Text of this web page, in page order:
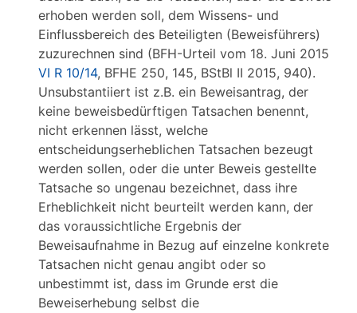
erhoben werden soll, dem Wissens- und
Einflussbereich des Beteiligten (Beweisführers)
zuzurechnen sind (BFH-Urteil vom 18. Juni 2015
VI R 10/14, BFHE 250, 145, BStBl II 2015, 940).
Unsubstantiiert ist z.B. ein Beweisantrag, der
keine beweisbedürftigen Tatsachen benennt,
nicht erkennen lässt, welche
entscheidungserheblichen Tatsachen bezeugt
werden sollen, oder die unter Beweis gestellte
Tatsache so ungenau bezeichnet, dass ihre
Erheblichkeit nicht beurteilt werden kann, der
das voraussichtliche Ergebnis der
Beweisaufnahme in Bezug auf einzelne konkrete
Tatsachen nicht genau angibt oder so
unbestimmt ist, dass im Grunde erst die
Beweiserhebung selbst die